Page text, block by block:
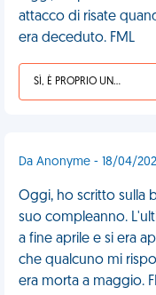
attacco di risate
era deceduto. FML
SÌ, È PROPRIO UNA VDM!
Da Anonyme - 18/04/
Oggi, ho scritto sulla
suo compleanno.
a fine aprile e si era
che qualcuno mi
era morta a maggio.